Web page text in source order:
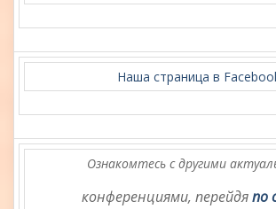
Наша страница в
Ознакомтесь с другими
конференциями, перейдяпо